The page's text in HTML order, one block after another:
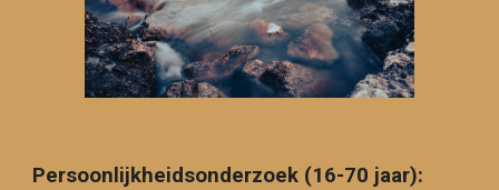
Persoonlijkheidsonderzoek (16-70 jaar):